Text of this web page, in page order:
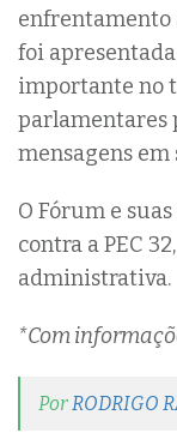
enfrentamento
foi
importante no
parlamentares
mensagens em
O Fórum e
contra a PEC
administrativa.
*Com
PorRODRIGO